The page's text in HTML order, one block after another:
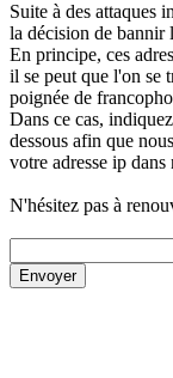
Suite à des attaques
la décision de bannir
En principe, ces
il se peut que l'on se
poignée de
Dans ce cas,
dessous afin que
votre adresse ip
N'hésitez pas à